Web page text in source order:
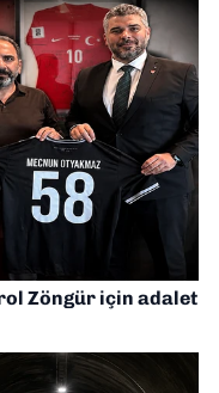
Zöngür için adalet